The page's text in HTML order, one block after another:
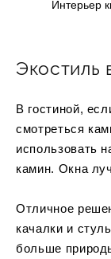
Интерьер
Экостиль
В гостиной,
смотреться
использовать
камин. Окна
Отличное
качалки и
больше